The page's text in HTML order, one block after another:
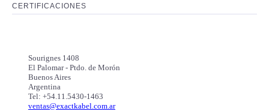
CERTIFICACIONES
Sourignes 1408
El Palomar - Ptdo. de Morón
Buenos Aires
Argentina
Tel: +54.11.5430-1463
ventas@exactkabel.com.ar